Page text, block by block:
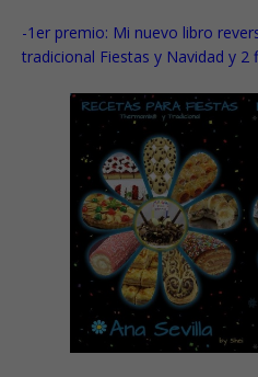
-1er premio: Mi nuevo libro
tradicional Fiestas y Navidad y 2